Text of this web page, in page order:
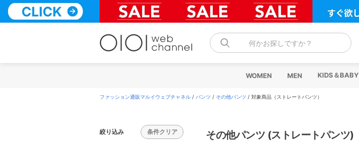
テ
何かお探しですか？
WOMEN MEN KIDS＆BABY
ファッション通販マルイウェブチャネル / パンツ / その他パンツ / 対象商品（ストレートパンツ）
絞り込み 条件クリア その他パンツ (ストレートパンツ)